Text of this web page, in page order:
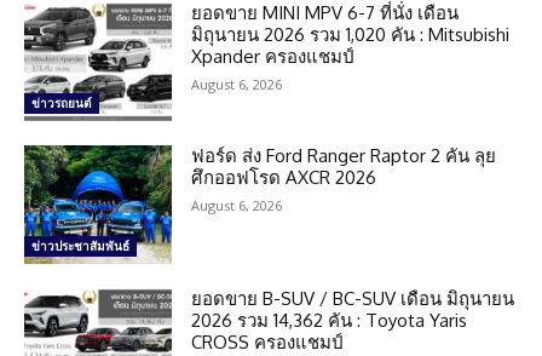
ข่าวรถยนต์
ยอดขาย MINI MPV 6-7 ที่นั่ง เดือน
มิถุนายน 2026 รวม 1,020 คัน : Mitsubishi
Xpander ครองแชมป์
August 6, 2026
ข่าวประชาสัมพันธ์
ฟอร์ด ส่ง Ford Ranger Raptor 2 คัน ลุย
ศึกออฟโรด AXCR 2026
August 6, 2026
ยอดขาย B-SUV / BC-SUV เดือน มิถุนายน
2026 รวม 14,362 คัน : Toyota Yaris
CROSS ครองแชมป์